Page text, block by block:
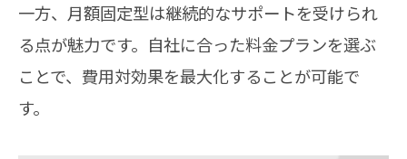
一方、月額固定型は継続的なサポートを受けられ
る点が魅力です。自社に合った料金プランを選ぶ
ことで、費用対効果を最大化することが可能で
す。